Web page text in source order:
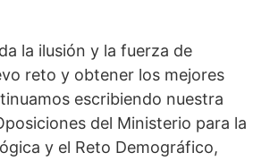
la ilusión y la fuerza de
reto y obtener los mejores
escribiendo nuestra
del Ministerio para la
y el Reto Demográfico,